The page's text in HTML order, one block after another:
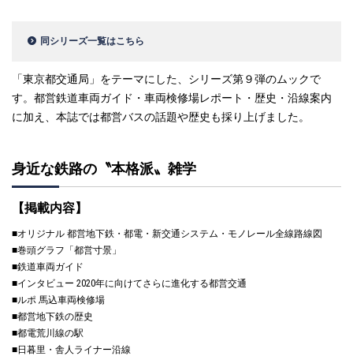
同シリーズ一覧はこちら
「東京都交通局」をテーマにした、シリーズ第９弾のムックで
す。都営鉄道車両ガイド・車両検修場レポート・歴史・沿線案内
に加え、本誌では都営バスの話題や歴史も採り上げました。
身近な鉄路の〝本格派〟雑学
【掲載内容】
■オリジナル 都営地下鉄・都電・新交通システム・モノレール全線路線図
■巻頭グラフ「都営寸景」
■鉄道車両ガイド
■インタビュー 2020年に向けてさらに進化する都営交通
■ルポ 馬込車両検修場
■都営地下鉄の歴史
■都電荒川線の駅
■日暮里・舎人ライナー沿線